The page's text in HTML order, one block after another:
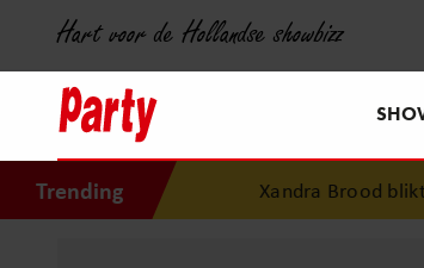
Hart voor de Hollandse showbizz
Trending Xandra Brood blikt